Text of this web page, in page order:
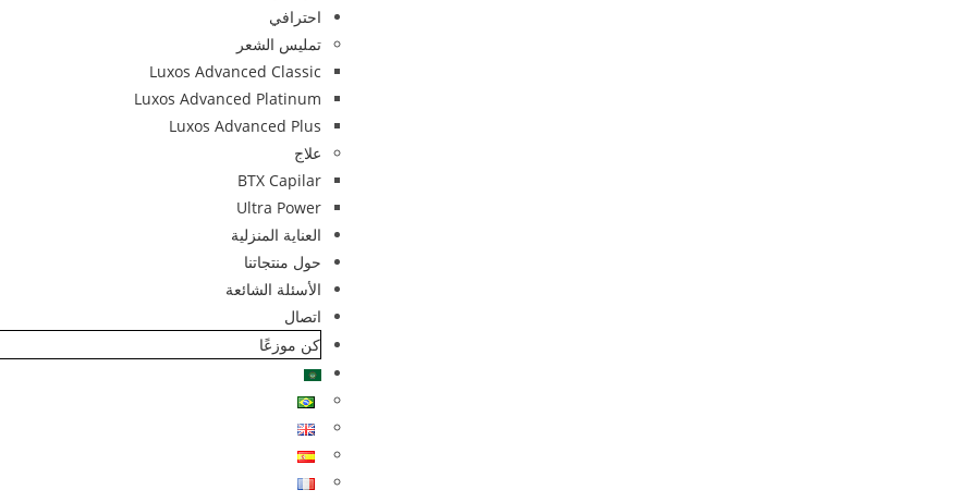
احترافي
تمليس الشعر
Luxos Advanced Classic
Luxos Advanced Platinum
Luxos Advanced Plus
علاج
BTX Capilar
Ultra Power
العناية المنزلية
حول منتجاتنا
الأسئلة الشائعة
اتصال
كن موزعًا